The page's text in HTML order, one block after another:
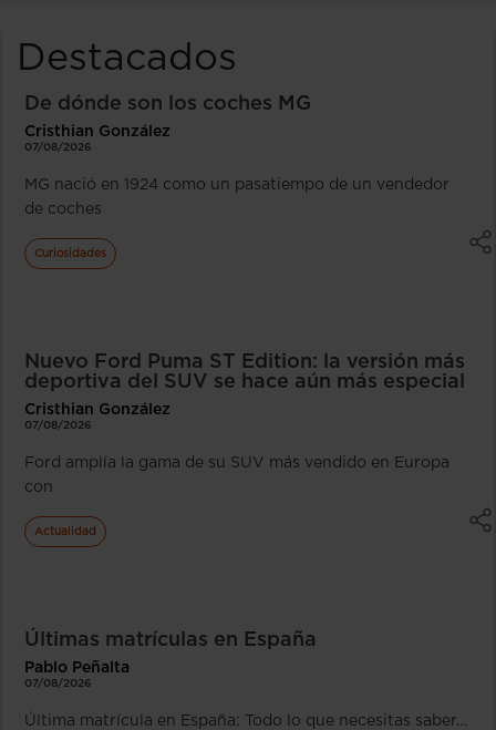
Destacados
De dónde son los coches MG
Cristhian González
07/08/2026
MG nació en 1924 como un pasatiempo de un vendedor
de coches
Curiosidades
Nuevo Ford Puma ST Edition: la versión más
deportiva del SUV se hace aún más especial
Cristhian González
07/08/2026
Ford amplía la gama de su SUV más vendido en Europa
con
Actualidad
Últimas matrículas en España
Pablo Peñalta
07/08/2026
Última matrícula en España: Todo lo que necesitas saber…